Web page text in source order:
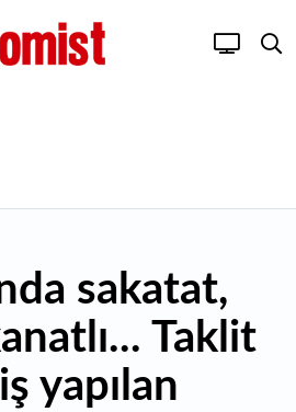
sakatat,
Taklit
yapılan